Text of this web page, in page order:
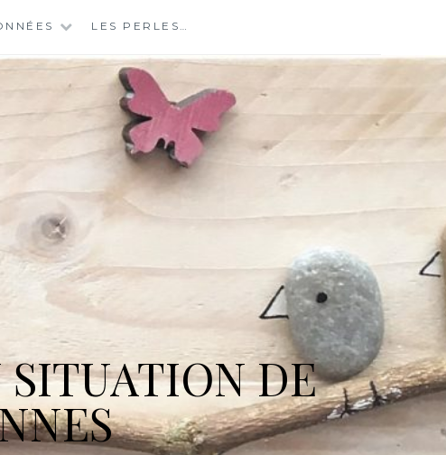
LES PERLES…
SITUATION DE